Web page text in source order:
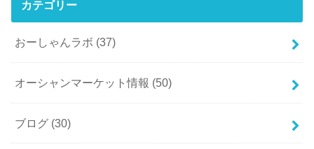
カテゴリー
おーしゃんラボ (37)
オーシャンマーケット情報 (50)
ブログ (30)